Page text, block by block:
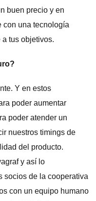
buen precio y en
con una tecnología
tus objetivos.
Y en estos
poder aumentar
poder atender un
nuestros timings de
del producto.
y así lo
socios de la cooperativa
con un equipo humano